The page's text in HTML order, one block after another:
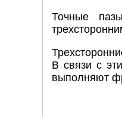
Точные
В связи с
выполняют